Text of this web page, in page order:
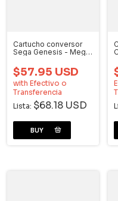
Cartucho conversor
Sega Genesis - Mega
$57.95 USD
with Efectivo o
Transferencia
Lista: $68.18 USD